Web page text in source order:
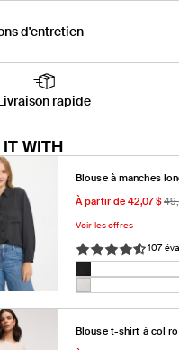
d'entretien
rapide
WITH
Blouse à manches
Prix
promotionnel
À partir de 42,07 $
Prix
habituel
Voir les offres
107
Noir
Noir
Variante
épuisée
ou
indisponible
ou
Blouse t-shirt à col